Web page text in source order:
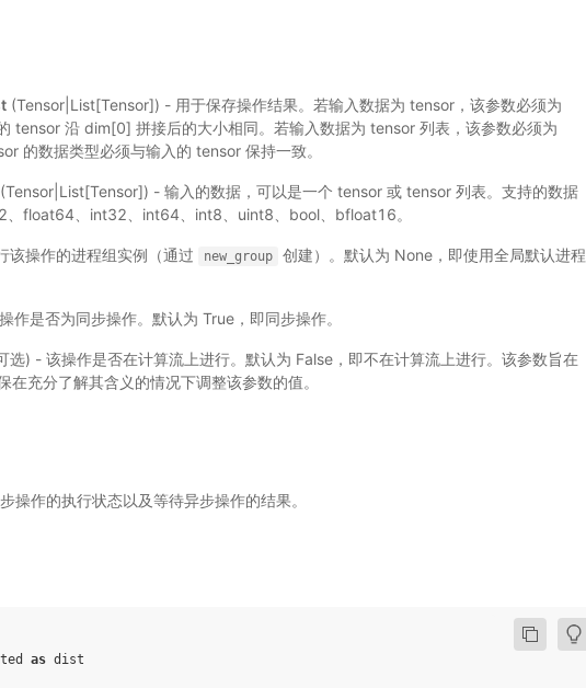
(Tensor|List[Tensor]) - 用于保存操作结果。若输入数据为 tensor，该参数必须为
tensor 沿 dim[0] 拼接后的大小相同。若输入数据为 tensor 列表，该参数必须为
的数据类型必须与输入的 tensor 保持一致。
(Tensor|List[Tensor]) - 输入的数据，可以是一个 tensor 或 tensor 列表。支持的数据
float64、int32、int64、int8、uint8、bool、bfloat16。
该操作的进程组实例（通过 new_group
创建）。默认为 None，即使用全局默认进程
作是否为同步操作。默认为 True，即同步操作。
选) - 该操作是否在计算流上进行。默认为 False，即不在计算流上进行。该参数旨在
在充分了解其含义的情况下调整该参数的值。
操作的执行状态以及等待异步操作的结果。
as dist